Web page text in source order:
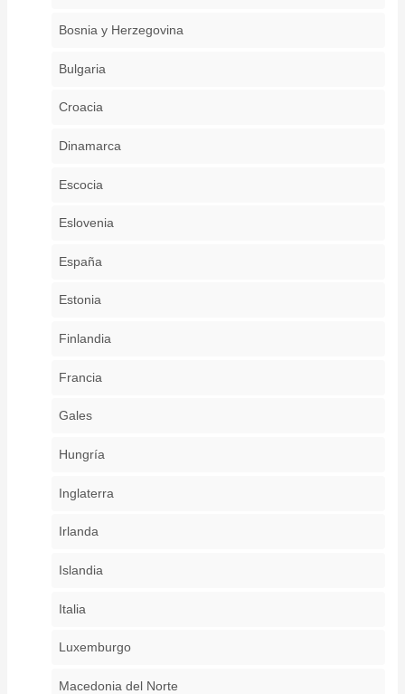
Bosnia y Herzegovina
Bulgaria
Croacia
Dinamarca
Escocia
Eslovenia
España
Estonia
Finlandia
Francia
Gales
Hungría
Inglaterra
Irlanda
Islandia
Italia
Luxemburgo
Macedonia del Norte